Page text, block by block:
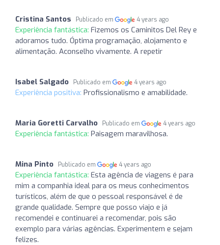
Cristina Santos Publicado em 4 years ago
Experiência fantástica: Fizemos os Caminitos Del Rey e
adoramos tudo. Óptima programação, alojamento e
alimentação. Aconselho vivamente. A repetir
Isabel Salgado Publicado em 4 years ago
Experiência positiva: Profissionalismo e amabilidade.
Maria Goretti Carvalho Publicado em 4 years ago
Experiência fantástica: Paisagem maravilhosa.
Mina Pinto Publicado em 4 years ago
Experiência fantástica: Esta agência de viagens é para
mim a companhia ideal para os meus conhecimentos
turísticos, além de que o pessoal responsável é de
grande qualidade. Sempre que posso viajo e já
recomendei e continuarei a recomendar, pois são
exemplo para várias agências. Experimentem e sejam
felizes.